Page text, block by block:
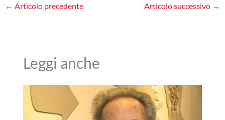
← Articolo precedente Articolo successivo →
Leggi anche